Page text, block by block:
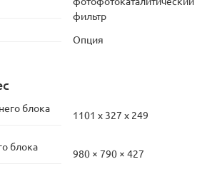
фильтр
Опция
блока
1101 x 327 x 249
блока
980 × 790 × 427